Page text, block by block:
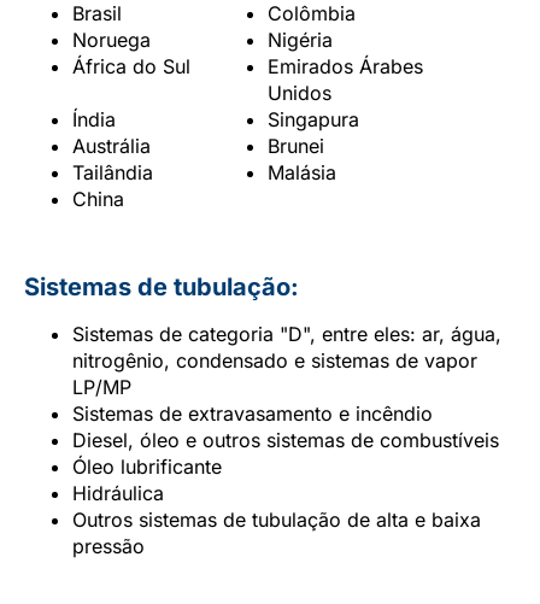
Brasil
Colômbia
Noruega
Nigéria
África do Sul
Emirados Árabes
Unidos
Índia
Singapura
Austrália
Brunei
Tailândia
Malásia
China
Sistemas de tubulação:
Sistemas de categoria "D", entre eles: ar, água,
nitrogênio, condensado e sistemas de vapor
LP/MP
Sistemas de extravasamento e incêndio
Diesel, óleo e outros sistemas de combustíveis
Óleo lubrificante
Hidráulica
Outros sistemas de tubulação de alta e baixa
pressão